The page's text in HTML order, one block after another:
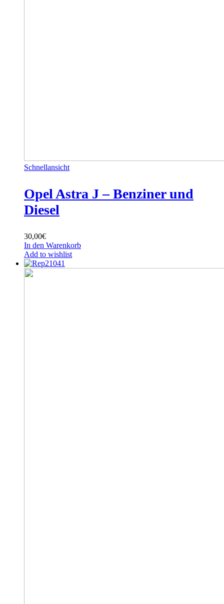
Schnellansicht
Opel Astra J – Benziner und
Diesel
30,00€
In den Warenkorb
Add to wishlist